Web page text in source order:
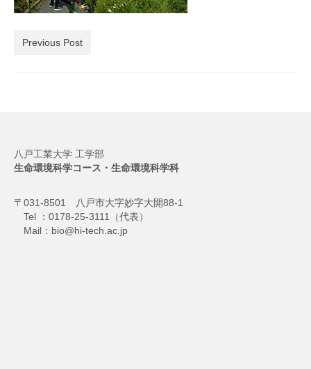
Previous Post
八戸工業大学 工学部
生命環境科学コース・生命環境科学科
〒031-8501 八戸市大字妙字大開88-1
Tel ：0178-25-3111（代表）
Mail：bio@hi-tech.ac.jp